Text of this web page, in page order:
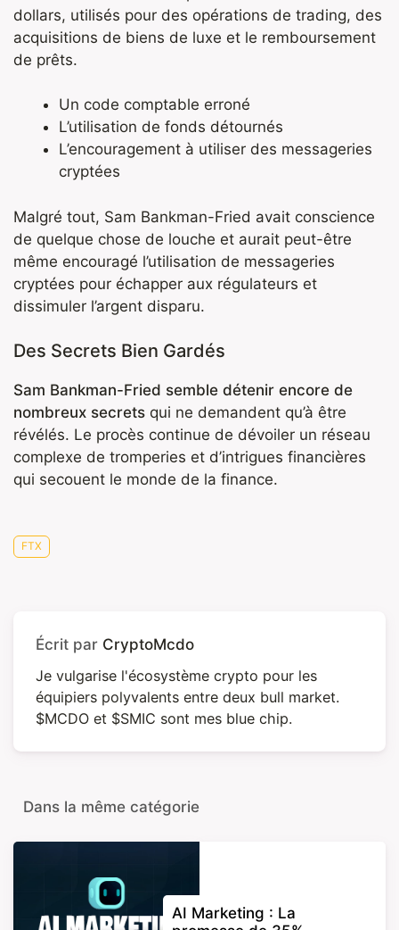
dollars, utilisés pour des opérations de trading, des
acquisitions de biens de luxe et le remboursement
de prêts.
Un code comptable erroné
L’utilisation de fonds détournés
L’encouragement à utiliser des messageries
cryptées
Malgré tout, Sam Bankman-Fried avait conscience
de quelque chose de louche et aurait peut-être
même encouragé l’utilisation de messageries
cryptées pour échapper aux régulateurs et
dissimuler l’argent disparu.
Des Secrets Bien Gardés
Sam Bankman-Fried semble détenir encore de
nombreux secrets qui ne demandent qu’à être
révélés. Le procès continue de dévoiler un réseau
complexe de tromperies et d’intrigues financières
qui secouent le monde de la finance.
FTX
Écrit par CryptoMcdo
Je vulgarise l'écosystème crypto pour les
équipiers polyvalents entre deux bull market.
$MCDO et $SMIC sont mes blue chip.
Dans la même catégorie
AI Marketing : La